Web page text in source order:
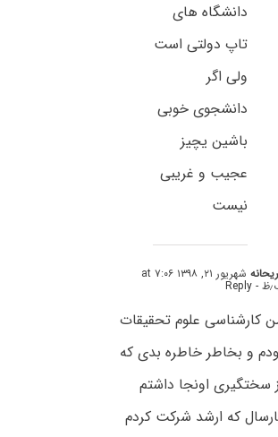
دانشگاه های
تاپ دولتی است
ولی اگر
دانشجوی خوبی
باشین یچیز
عجیب و غریبی
نیست
ریحانه شهریور ۲۱, ۱۳۹۸ at ۷:۰۶
- Reply
کارشناسی علوم تحقیقات
و بخاطر خاطره بدی که
سختگیری اونجا داشتم
که ارشد شرکت کردم